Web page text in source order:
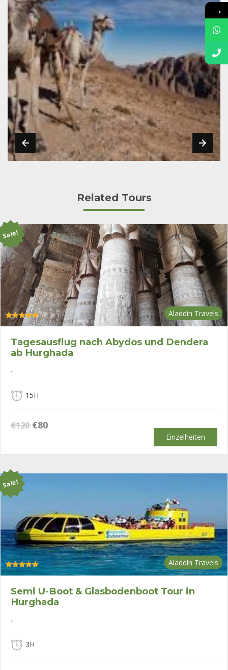
Related Tours
Sale!
Aladdin Travels
Bewertet mit
Tagesausflug nach Abydos und Dendera
ab Hurghada
..
15H
€120 Ursprünglicher
€120
€80Aktueller
€80.
Einzelheiten
Sale!
Aladdin Travels
Semi U-Boot & Glasbodenboot Tour in
Hurghada
..
3H
→